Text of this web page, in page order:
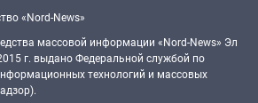
«Nord-News»
массовой информации «Nord-News» Эл
г. выдано Федеральной службой по
технологий и массовых